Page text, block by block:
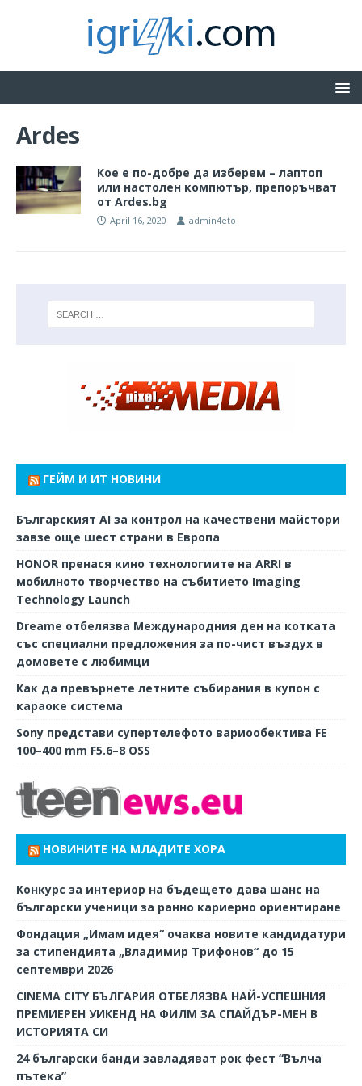
Ardes
Кое е по-добре да изберем – лаптоп
или настолен компютър, препоръчват
от Ardes.bg
April 16, 2020 admin4eto
ГЕЙМ И ИТ НОВИНИ
Българският AI за контрол на качествени майстори
завзе още шест страни в Европа
HONOR пренася кино технологиите на ARRI в
мобилното творчество на събитието Imaging
Technology Launch
Dreame отбелязва Международния ден на котката
със специални предложения за по-чист въздух в
домовете с любимци
Как да превърнете летните събирания в купон с
караоке система
Sony представи супертелефото вариообектива FE
100–400 mm F5.6–8 OSS
НОВИНИТЕ НА МЛАДИТЕ ХОРА
Конкурс за интериор на бъдещето дава шанс на
български ученици за ранно кариерно ориентиране
Фондация „Имам идея“ очаква новите кандидатури
за стипендията „Владимир Трифонов“ до 15
септември 2026
CINEMA CITY БЪЛГАРИЯ ОТБЕЛЯЗВА НАЙ-УСПЕШНИЯ
ПРЕМИЕРЕН УИКЕНД НА ФИЛМ ЗА СПАЙДЪР-МЕН В
ИСТОРИЯТА СИ
24 български банди завладяват рок фест “Вълча
пътека”